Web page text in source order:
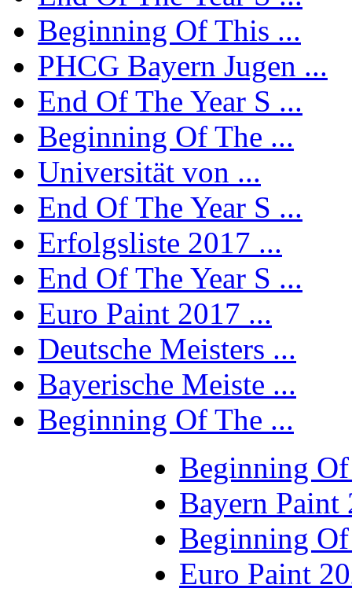
Beginning Of This ...
PHCG Bayern Jugen ...
End Of The Year S ...
Beginning Of The ...
Universität von ...
End Of The Year S ...
Erfolgsliste 2017 ...
End Of The Year S ...
Euro Paint 2017 ...
Deutsche Meisters ...
Bayerische Meiste ...
Beginning Of The ...
Beginning
Bayern Paint
Beginning
Euro Paint